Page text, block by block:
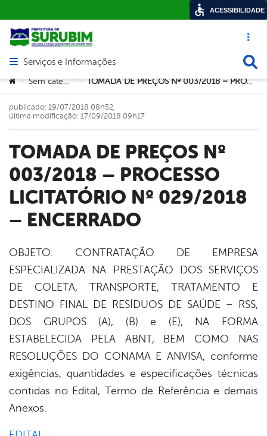
Acesso
Abrir menu principal de navegação
Serviços e Informações
Você está aqui:
> Sem categoria > TOMADA DE PREÇOS Nº 003/2018 – PROCESSO LICITATÓRIO Nº 029/2018 – ENCERRADO
TOMADA DE PREÇOS Nº
003/2018 – PROCESSO
LICITATÓRIO Nº 029/2018
– ENCERRADO
publicado: 19/07/2018 08h52,
última modificação: 17/09/2018 09h17
OBJETO: CONTRATAÇÃO DE EMPRESA
ESPECIALIZADA NA PRESTAÇÃO DOS SERVIÇOS
DE COLETA, TRANSPORTE, TRATAMENTO E
DESTINO FINAL DE RESÍDUOS DE SAÚDE – RSS,
DOS GRUPOS (A), (B) e (E), NA FORMA
ESTABELECIDA PELA ABNT, BEM COMO NAS
RESOLUÇÕES DO CONAMA E ANVISA, conforme
exigências, quantidades e especificações técnicas
contidas no Edital, Termo de Referência e demais
Anexos.
ACESSIBILIDADE